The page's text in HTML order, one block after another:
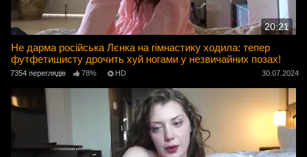
20:21
Не дарма російська Лєнка на гімнастику ходила: тепер
футфетишисту дрочить хуй ногами у незвичайних позах!
7354 переглядів 78% HD 30.07.2024